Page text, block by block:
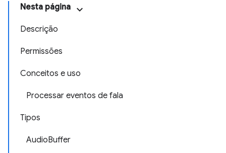
Nesta página
Descrição
Permissões
Conceitos e uso
Processar eventos de fala
Tipos
AudioBuffer